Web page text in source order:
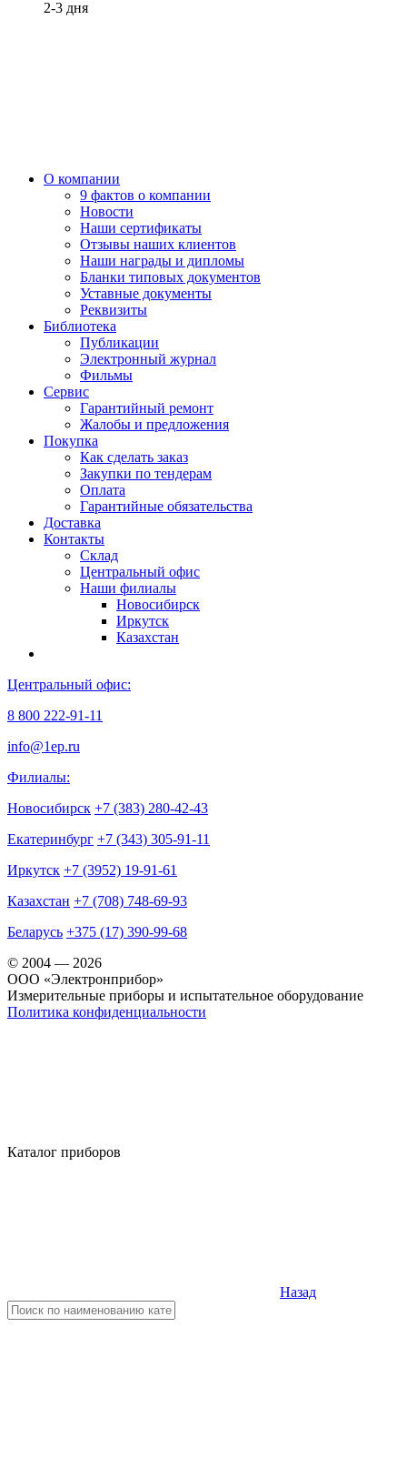
2-3 дня
О компании
9 фактов о компании
Новости
Наши сертификаты
Отзывы наших клиентов
Наши награды и дипломы
Бланки типовых документов
Уставные документы
Реквизиты
Библиотека
Публикации
Электронный журнал
Фильмы
Сервис
Гарантийный ремонт
Жалобы и предложения
Покупка
Как сделать заказ
Закупки по тендерам
Оплата
Гарантийные обязательства
Доставка
Контакты
Склад
Центральный офис
Наши филиалы
Новосибирск
Иркутск
Казахстан
Центральный офис:
8 800 222-91-11
info@1ep.ru
Филиалы:
Новосибирск +7 (383) 280-42-43
Екатеринбург +7 (343) 305-91-11
Иркутск +7 (3952) 19-91-61
Казахстан +7 (708) 748-69-93
Беларусь +375 (17) 390-99-68
© 2004 — 2026
OOO «Электронприбор»
Измерительные приборы и испытательное оборудование
Политика конфиденциальности
Каталог приборов
Назад